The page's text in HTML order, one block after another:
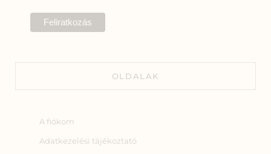
OLDALAK
A fiókom
Adatkezelési tájékoztató